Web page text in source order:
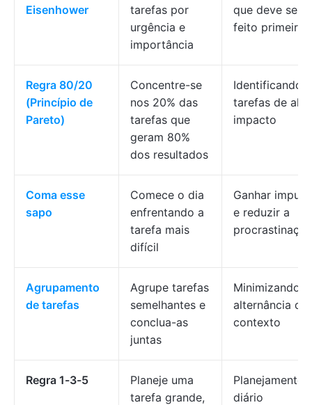
Eisenhower
tarefas por
urgência e
importância
que deve ser
feito primeiro
Regra 80/20
(Princípio de
Pareto)
Concentre-se
nos 20% das
tarefas que
geram 80%
dos resultados
Identificando
tarefas de alto
impacto
Coma esse
sapo
Comece o dia
enfrentando a
tarefa mais
difícil
Ganhar
e reduzir a
procrastinação
Agrupamento
de tarefas
Agrupe tarefas
semelhantes e
conclua-as
juntas
Minimizando a
alternância de
contexto
Regra 1-3-5
Planeje uma
tarefa grande,
Planejamento
diário